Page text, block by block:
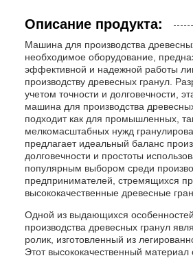
Описание продукта:
Машина для производства
необходимое оборудование,
эффективной и надежной работы
производству древесных гранул.
учетом точности и долговечности,
машина для производства
подходит как для промышленных,
мелкомасштабных нужд
предлагает идеальный баланс
долговечности и простоты
популярным выбором среди
предпринимателей, стремящихся
высококачественные древесные
Одной из выдающихся
производства древесных гранул
ролик, изготовленный из
Этот высококачественный материал